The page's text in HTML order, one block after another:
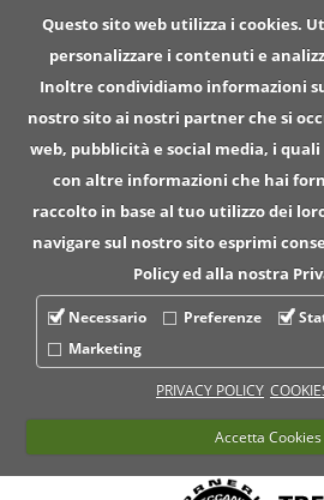
Questo sito web utilizza i cookies.
personalizzare i contenuti e
Inoltre condividiamo informazioni
nostro sito ai nostri partner che si
web, pubblicità e social media, i
con altre informazioni che hai
raccolto in base al tuo utilizzo dei
navigare sul nostro sito esprimi
Policy ed alla nostra
Necessario Preferenze
Marketing
PRIVACY POLICY
Accetta Cookies
Per informazioni